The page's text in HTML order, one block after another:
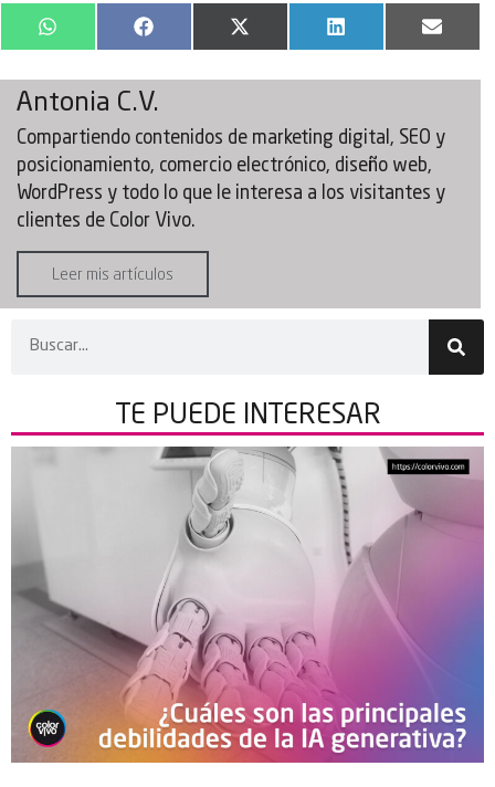
WhatsApp Facebook
X
(Twitter)
LinkedIn Email
Antonia C.V.
Compartiendo contenidos de marketing digital, SEO y
posicionamiento, comercio electrónico, diseño web,
WordPress y todo lo que le interesa a los visitantes y
clientes de Color Vivo.
Leer mis artículos
TE PUEDE INTERESAR